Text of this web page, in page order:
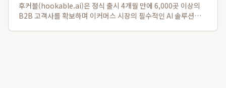
후커블(hookable.ai)은 정식 출시 4개월 만에 6,000곳 이상의
B2B 고객사를 확보하며 이커머스 시장의 필수적인 AI 솔루션으로